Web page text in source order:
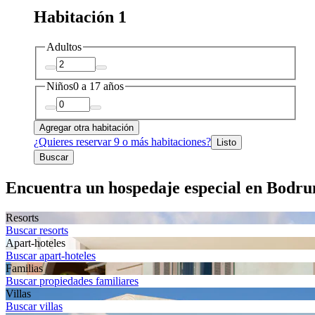
Habitación 1
Adultos
Niños0 a 17 años
Agregar otra habitación
¿Quieres reservar 9 o más habitaciones? Listo
Buscar
Encuentra un hospedaje especial en
Resorts
Buscar resorts
Apart-hoteles
Buscar apart-hoteles
Familias
Buscar propiedades familiares
Villas
Buscar villas